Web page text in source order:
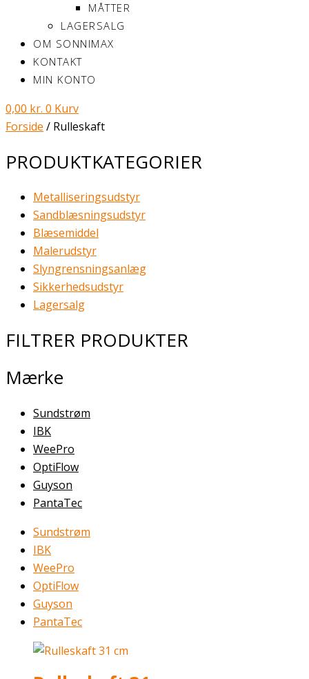
MÅTTER
LAGERSALG
OM SONNIMAX
KONTAKT
MIN KONTO
0,00 kr. 0 Kurv
Forside / Rulleskaft
PRODUKTKATEGORIER
Metalliseringsudstyr
Sandblæsningsudstyr
Blæsemiddel
Malerudstyr
Slyngrensningsanlæg
Sikkerhedsudstyr
Lagersalg
FILTRER PRODUKTER
Mærke
Sundstrøm
IBK
WeePro
OptiFlow
Guyson
PantaTec
Sundstrøm
IBK
WeePro
OptiFlow
Guyson
PantaTec